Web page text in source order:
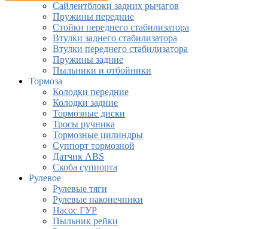
Сайлентблоки задних рычагов
Пружины передние
Стойки переднего стабилизатора
Втулки заднего стабилизатора
Втулки переднего стабилизатора
Пружины задние
Пыльники и отбойники
Тормоза
Колодки передние
Колодки задние
Тормозные диски
Тросы ручника
Тормозные цилиндры
Суппорт тормозной
Датчик ABS
Скоба суппорта
Рулевое
Рулевые тяги
Рулевые наконечники
Насос ГУР
Пыльник рейки